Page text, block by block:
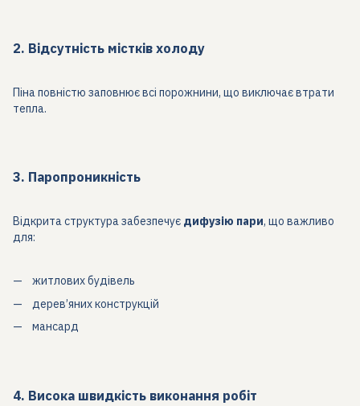
2. Відсутність містків холоду
Піна повністю заповнює всі порожнини, що виключає втрати
тепла.
3. Паропроникність
Відкрита структура забезпечує дифузію пари, що важливо
для:
житлових будівель
дерев’яних конструкцій
мансард
4. Висока швидкість виконання робіт